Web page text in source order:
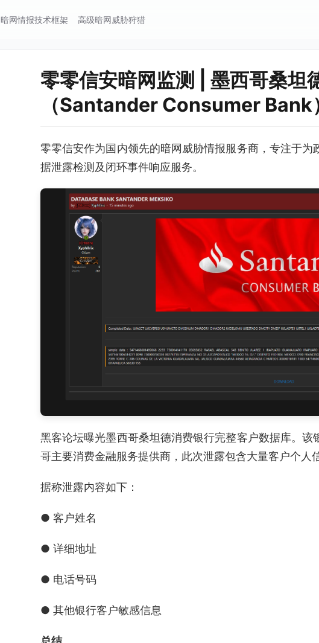
暗网情报技术框架 高级暗网威胁狩猎
零零信安暗网监测 | 墨西哥桑坦
（Santander Consumer Bank
零零信安作为国内领先的暗网威胁情报服务商，专注于
据泄露检测及闭环事件响应服务。
黑客论坛曝光墨西哥桑坦德消费银行完整客户数据库。
哥主要消费金融服务提供商，此次泄露包含大量客户个人
据称泄露内容如下：
● 客户姓名
● 详细地址
● 电话号码
● 其他银行客户敏感信息